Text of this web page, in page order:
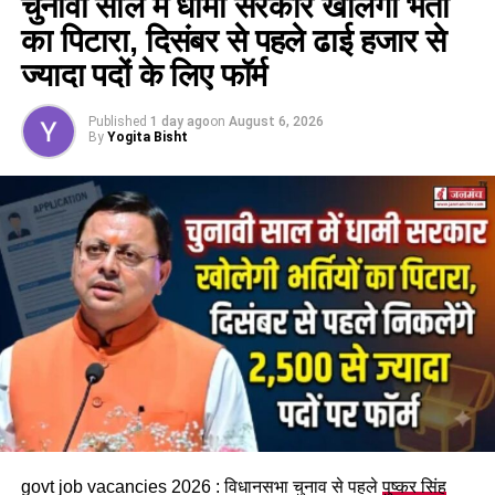
32 चेहरे रेड जोन में, कट सकता है कई का
टिकट !
पार्टी के विश्वत सूत्रों से मिली जानकारी के मुताबिक
विधायकों का अगले विधानसभा चुनाव में टिकट कट सकता है। पार्टी और
संघ की ओर से राज्य में अपने हिस्से की सभी 47 सीटों पर कराए गए
आंतरिक सर्वे में 32 विधायकों के खिलाफ स्थानीय स्तर पर गहरी नाराजगी
की बात सामने आई है।
रिपोर्ट के मुताबिक लोग विधायकों से बेहद नाराज हैं। वो मानते हैं कि भाजपा
के दस साल के शासन में विकास के कई कार्य हुए हैं। लेकिन कई ऐसे काम हैं
जिनके वो आवाज उठाते रहे लेकिन उस पर कार्रवाई नहीं हुई। आंतरिक
कलह, कुछ स्तरों पर प्रशासनिक ढिलाई, युवाओं में नाराजगी की भी बात
सामने आई है। बीते कुछ समय में सोशल मीडिया पर भी इस तरीके के कई
मामले सामने आए हैं।
का पिटारा, दिसंबर से पहले ढाई हजार से
ज्यादा पदों के लिए फॉर्म
Published 1 day agoon August 6, 2026
By Yogita Bisht
govt job vacancies 2026 : विधानसभा चुनाव से पहलेपुष्कर सिंह